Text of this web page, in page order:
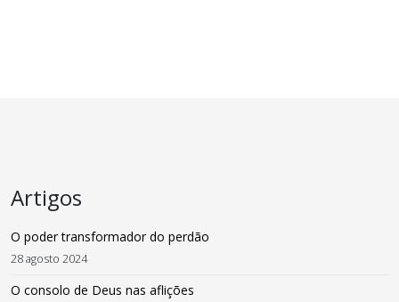
Artigos
O poder transformador do perdão
28 agosto 2024
O consolo de Deus nas aflições